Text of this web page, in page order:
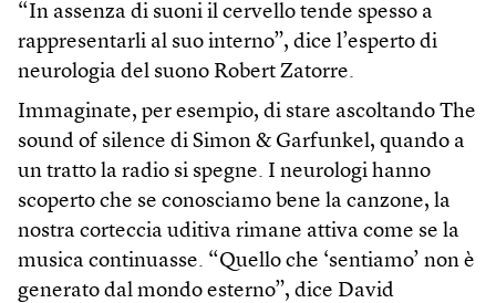
“In assenza di suoni il cervello tende spesso a
rappresentarli al suo interno”, dice l’esperto di
neurologia del suono Robert Zatorre.
Immaginate, per esempio, di stare ascoltando The
sound of silence di Simon & Garfunkel, quando a
un tratto la radio si spegne. I neurologi hanno
scoperto che se conosciamo bene la canzone, la
nostra corteccia uditiva rimane attiva come se la
musica continuasse. “Quello che ‘sentiamo’ non è
generato dal mondo esterno”, dice David